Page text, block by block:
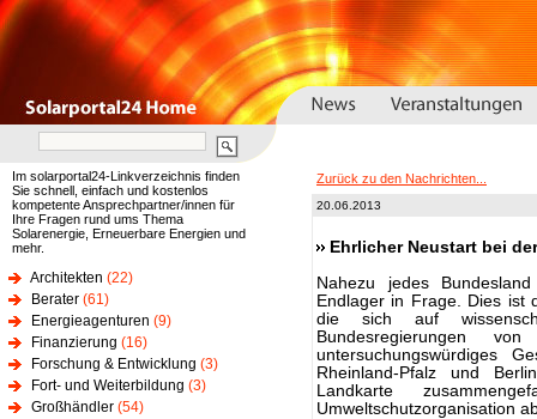
Im solarportal24-Linkverzeichnis finden
Sie schnell, einfach und kostenlos
kompetente Ansprechpartner/innen für
Ihre Fragen rund ums Thema
Solarenergie, Erneuerbare Energien und
mehr.
Architekten (22)
Berater (61)
Energieagenturen (9)
Finanzierung (16)
Forschung & Entwicklung (3)
Fort- und Weiterbildung (3)
Großhändler (54)
Zurück zu den Nachrichten...
20.06.2013
Ehrlicher Neustart bei
Nahezu jedes
Endlager in Frage. Dies ist
die sich auf
Bundesregierungen
untersuchungswürdiges
Rheinland-Pfalz und
Landkarte
Umweltschutzorganisation